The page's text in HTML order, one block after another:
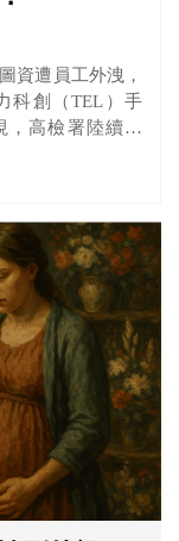
資遭員工外洩，
科創（TEL）手
，高檢署陸續傳
法院聲請3人羈